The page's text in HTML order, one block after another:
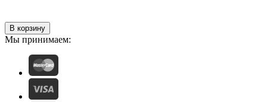
В корзину
Мы принимаем: